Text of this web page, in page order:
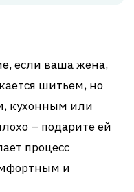
если ваша жена,
шитьем, но
кухонным или
– подарите ей
процесс
и